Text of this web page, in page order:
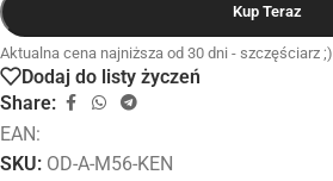
Kup Teraz
Aktualna cena najniższa od 30 dni - szczęściarz ;)
Dodaj do listy życzeń
Share:
EAN:
SKU: OD-A-M56-KEN